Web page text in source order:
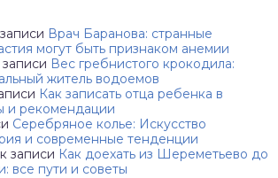
Врач Баранова: странные
могут быть признаком анемии
записи Вес гребнистого крокодила:
житель водоемов
Как записать отца ребенка в
и рекомендации
Серебряное колье: Искусство
и современные тенденции
к записи Как доехать из Шереметьево до
все пути и советы